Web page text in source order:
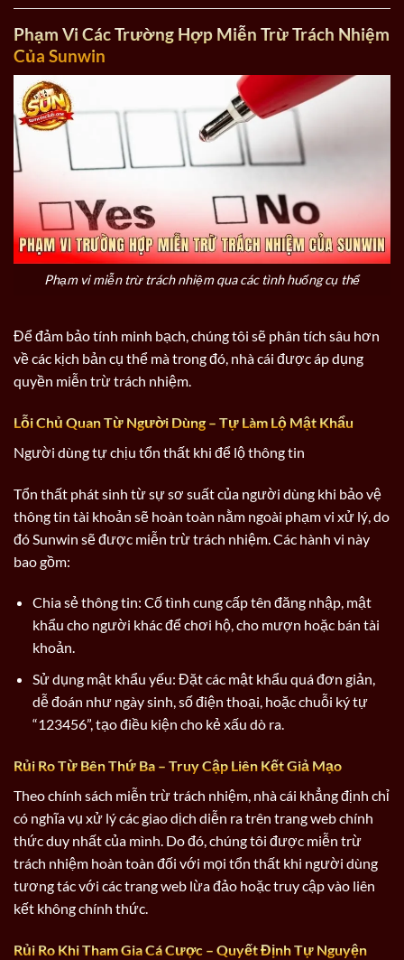
Phạm Vi Các Trường Hợp Miễn Trừ Trách Nhiệm
Của Sunwin
Phạm vi miễn trừ trách nhiệm qua các tình huống cụ thể
Để đảm bảo tính minh bạch, chúng tôi sẽ phân tích sâu hơn
về các kịch bản cụ thể mà trong đó, nhà cái được áp dụng
quyền miễn trừ trách nhiệm.
Lỗi Chủ Quan Từ Người Dùng – Tự Làm Lộ Mật Khẩu
Người dùng tự chịu tổn thất khi để lộ thông tin
Tổn thất phát sinh từ sự sơ suất của người dùng khi bảo vệ
thông tin tài khoản sẽ hoàn toàn nằm ngoài phạm vi xử lý, do
đó Sunwin sẽ được miễn trừ trách nhiệm. Các hành vi này
bao gồm:
Chia sẻ thông tin: Cố tình cung cấp tên đăng nhập, mật
khẩu cho người khác để chơi hộ, cho mượn hoặc bán tài
khoản.
Sử dụng mật khẩu yếu: Đặt các mật khẩu quá đơn giản,
dễ đoán như ngày sinh, số điện thoại, hoặc chuỗi ký tự
“123456”, tạo điều kiện cho kẻ xấu dò ra.
Rủi Ro Từ Bên Thứ Ba – Truy Cập Liên Kết Giả Mạo
Theo chính sách miễn trừ trách nhiệm, nhà cái khẳng định chỉ
có nghĩa vụ xử lý các giao dịch diễn ra trên trang web chính
thức duy nhất của mình. Do đó, chúng tôi được miễn trừ
trách nhiệm hoàn toàn đối với mọi tổn thất khi người dùng
tương tác với các trang web lừa đảo hoặc truy cập vào liên
kết không chính thức.
Rủi Ro Khi Tham Gia Cá Cược – Quyết Định Tự Nguyện